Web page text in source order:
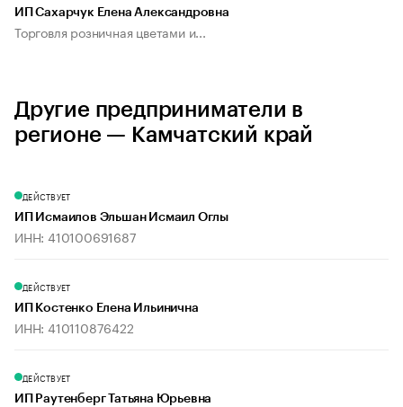
ИП Сахарчук Елена Александровна
Торговля розничная цветами и...
Другие предприниматели в
регионе — Камчатский край
ДЕЙСТВУЕТ
ИП Исмаилов Эльшан Исмаил Оглы
ИНН: 410100691687
ДЕЙСТВУЕТ
ИП Костенко Елена Ильинична
ИНН: 410110876422
ДЕЙСТВУЕТ
ИП Раутенберг Татьяна Юрьевна